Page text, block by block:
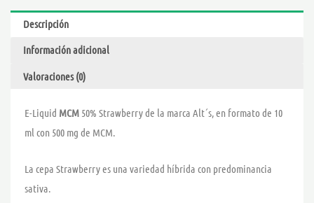
´S
Descripción
Información adicional
Valoraciones (0)
E-Liquid MCM 50% Strawberry de la marca Alt´s, en formato de 10
ml con 500 mg de MCM.
La cepa Strawberry es una variedad híbrida con predominancia
sativa.